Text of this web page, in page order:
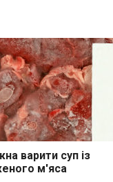
варити суп із
м'яса